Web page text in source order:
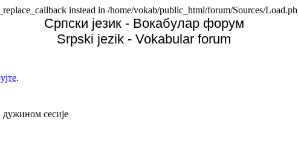
instead in /home/vokab/public_html/forum/Sources/
Српски језик - Вокабулар форум
Srpski jezik - Vokabular forum
.
сесије